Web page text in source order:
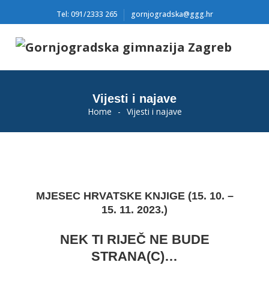
Tel: 091/2333 265 gornjogradska@ggg.hr
Vijesti i najave
Home - Vijesti i najave
MJESEC HRVATSKE KNJIGE (15. 10. –
15. 11. 2023.)
NEK TI RIJEČ NE BUDE
STRANA(C)…